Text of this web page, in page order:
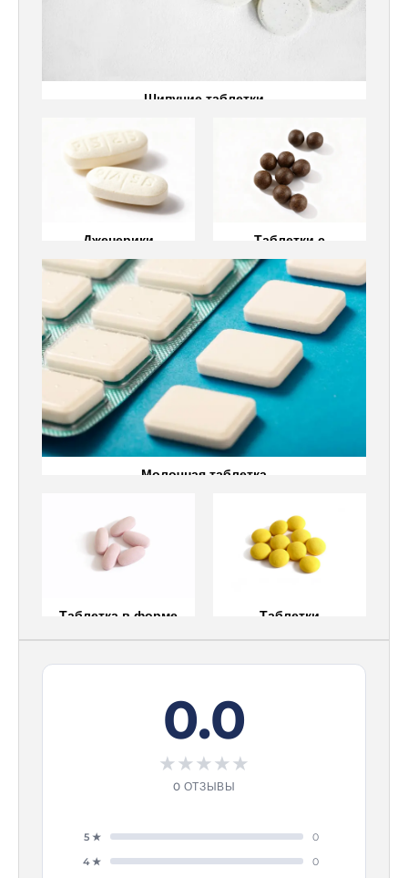
Шипучие таблетки
Дженерики
Дженерики
Таблетки с
растительным
экстрактом
Таблетки с
растительным
экстрактом
Молочная таблетка
Молочная таблетка
Таблетка в форме
Таблетка в форме
Таблетки
Таблетки
0.0
★★★★★
0 ОТЗЫВЫ
5 ★
0
4 ★
0